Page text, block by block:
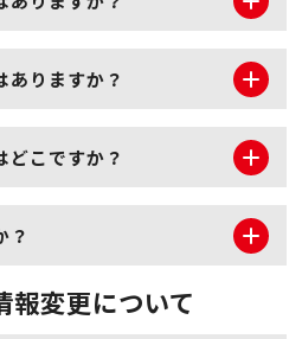
ありますか？
どこですか？
？
報変更について